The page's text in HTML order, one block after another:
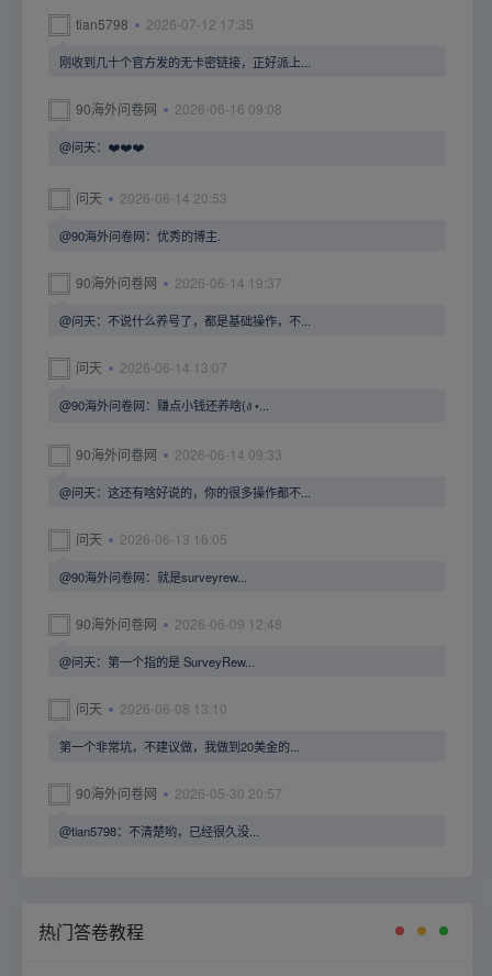
tian5798 2026-07-12 17:35
刚收到几十个官方发的无卡密链接，正好派上...
90海外问卷网 2026-06-16 09:08
@问天：❤️❤️❤️
问天 2026-06-14 20:53
@90海外问卷网：优秀的博主.
90海外问卷网 2026-06-14 19:37
@问天：不说什么养号了，都是基础操作，不...
问天 2026-06-14 13:07
@90海外问卷网：赚点小钱还养啥(ง •...
90海外问卷网 2026-06-14 09:33
@问天：这还有啥好说的，你的很多操作都不...
问天 2026-06-13 16:05
@90海外问卷网：就是surveyrew...
90海外问卷网 2026-06-09 12:48
@问天：第一个指的是 SurveyRew...
问天 2026-06-08 13:10
第一个非常坑，不建议做，我做到20美金的...
90海外问卷网 2026-05-30 20:57
@tian5798：不清楚哟，已经很久没...
热门答卷教程